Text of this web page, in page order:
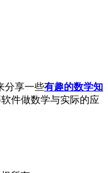
分享一些有趣的数学知
件做数学与实际的应